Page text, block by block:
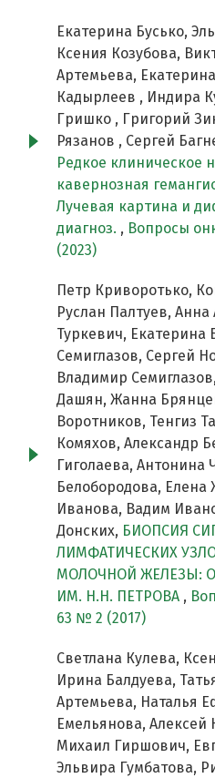
Екатерина Бусько,
Ксения Козубова,
Артемьева,
Кадырлеев , Индира
Гришко , Григорий
Рязанов , Сергей
Редкое клиническое
кавернозная
Лучевая картина и
диагноз. , Вопросы
(2023)
Петр Криворотько,
Руслан Палтуев,
Туркевич, Екатерина
Семиглазов, Сергей
Владимир
Дашян, Жанна
Воротников, Тенгиз
Комяхов, Александр
Гиголаева, Антонина
Белобородова, Елена
Иванова, Вадим
Донских, БИОПСИЯ
ЛИМФАТИЧЕСКИХ
МОЛОЧНОЙ ЖЕЛЕЗЫ:
ИМ. Н.Н. ПЕТРОВА ,
63 № 2 (2017)
Светлана Кулева,
Ирина Балдуева,
Артемьева, Наталья
Емельянова,
Михаил Гиршович,
Эльвира Гумбатова,